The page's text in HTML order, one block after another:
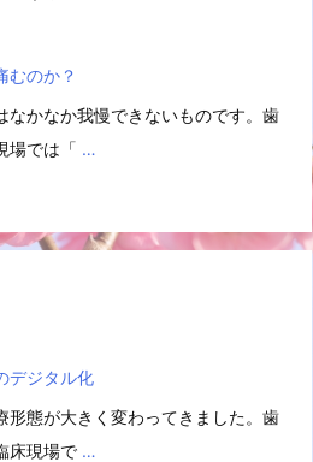
むのか？
なかなか我慢できないものです。歯
場では「 …
デジタル化
形態が大きく変わってきました。歯
床現場で …